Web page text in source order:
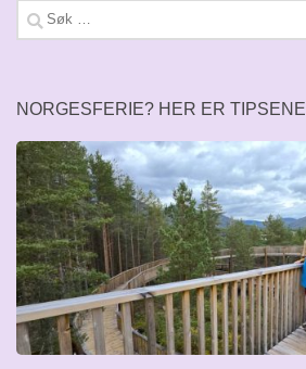
Søk
etter:
NORGESFERIE? HER ER TIPSENE